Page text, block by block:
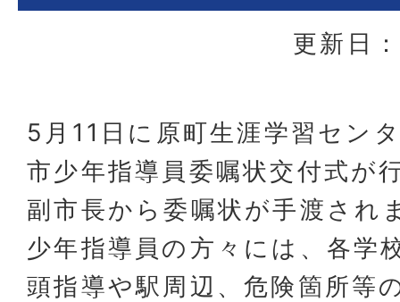
更新日
5月11日に原町生涯学習セン
市少年指導員委嘱状交付式が
副市長から委嘱状が手渡され
少年指導員の方々には、各学
頭指導や駅周辺、危険箇所等